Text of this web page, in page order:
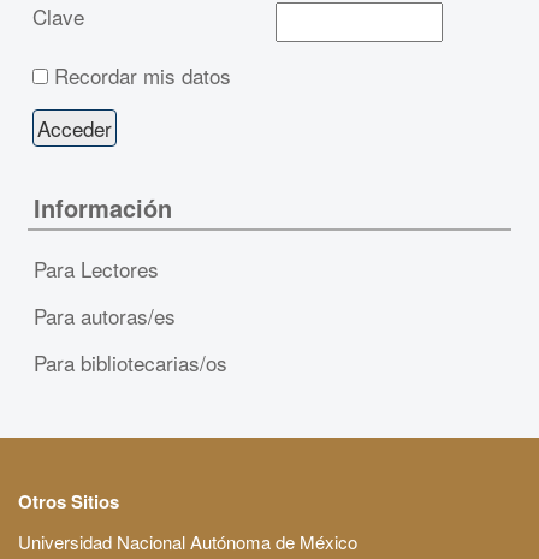
Clave
Recordar mis datos
Información
Para Lectores
Para autoras/es
Para bibliotecarias/os
Otros Sitios
Universidad Nacional Autónoma de México